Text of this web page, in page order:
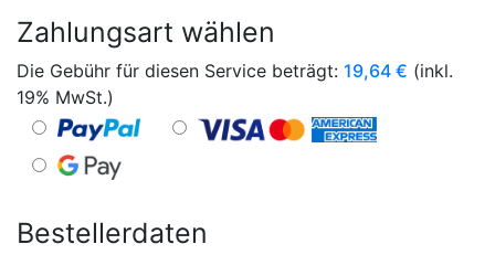
Zahlungsart wählen
Die Gebühr für diesen Service beträgt: 19,64 € (inkl.
19% MwSt.)
Bestellerdaten